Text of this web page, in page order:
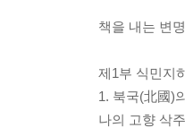
책을 내는 변
제1부 식민지
1. 북국(北國)
나의 고향 삭